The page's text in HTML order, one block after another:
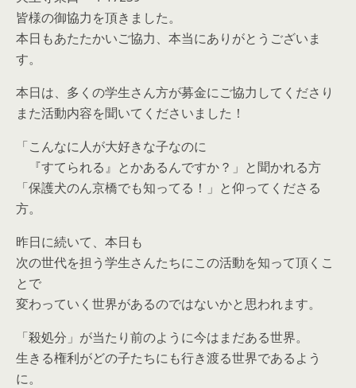
皆様の御協力を頂きました。
本日もあたたかいご協力、本当にありがとうございま
す。
本日は、多くの学生さん方が募金にご協力してくださり
また活動内容を聞いてくださいました！
「こんなに人が大好きな子なのに
『すてられる』とかあるんですか？」と聞かれる方
「保護犬のん京橋でも知ってる！」と仰ってくださる
方。
昨日に続いて、本日も
次の世代を担う学生さんたちにこの活動を知って頂くこ
とで
変わっていく世界があるのではないかと思われます。
「殺処分」が当たり前のように今はまだある世界。
生きる権利がどの子たちにも行き渡る世界であるよう
に。